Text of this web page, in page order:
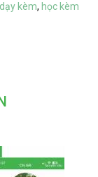
dạy kèm, học kèm